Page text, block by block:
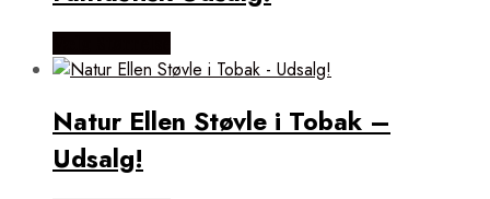
Natur Ellen Støvle i Tobak –
Udsalg!